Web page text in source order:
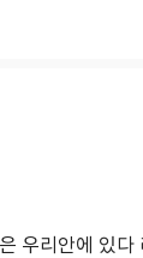
우리안에 있